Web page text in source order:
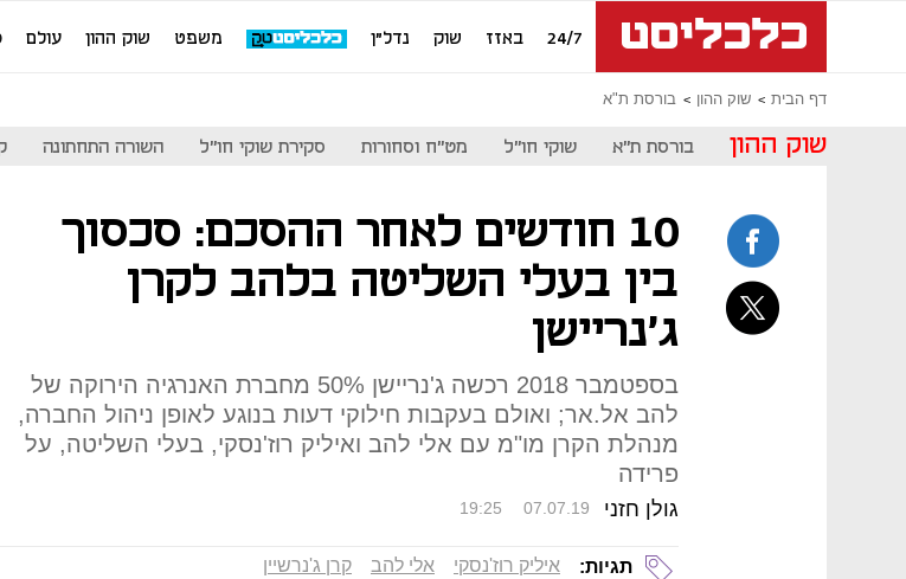
24/7 באזז שוק נדל"ן משפט שוק ההון עולם
דף הבית שוק ההון בורסת ת"א
שוק ההון בורסת ת"א שוקי חו"ל מט"ח וסחורות סקירת שוקי חו"ל השורה התחתונה
10 חודשים לאחר ההסכם: סכסוך
בין בעלי השליטה בלהב לקרן
ג'נריישן
בספטמבר 2018 רכשה ג'נריישן 50% מחברת האנרגיה הירוקה של
להב אל.אר; ואולם בעקבות חילוקי דעות בנוגע לאופן ניהול החברה,
מנהלת הקרן מו"מ עם אלי להב ואיליק רוז'נסקי, בעלי השליטה, על
פרידה
גולן חזני 19:25 07.07.19
תגיות: איליק רוז'נסקי אלי להב קרן ג'נרשיין